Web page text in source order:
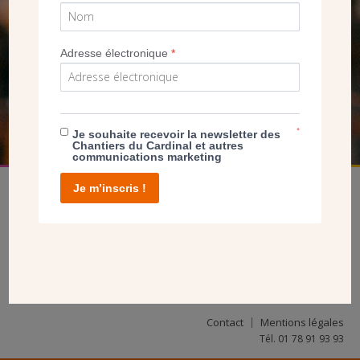
SEUL VOTRE DON
NOUS PERMET D’AGIR
FAIRE UN DON
Contact Mentions légales
Tél. 01 78 91 93 93
Adresse électronique*
Je souhaite recevoir la newsletter des
Chantiers du Cardinal et autres
communications marketing
*
Je m’inscris !